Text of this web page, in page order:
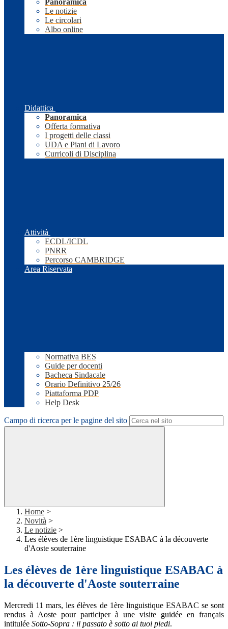
Panoramica
Le notizie
Le circolari
Albo online
Didattica
Panoramica
Offerta formativa
I progetti delle classi
UDA e Piani di Lavoro
Curricoli di Disciplina
Attività
ECDL/ICDL
PNRR
Percorso CAMBRIDGE
Area Riservata
Normativa BES
Guide per docenti
Bacheca Sindacale
Orario Definitivo 25/26
Piattaforma PDP
Help Desk
Campo di ricerca per le pagine del sito
Home >
Novità >
Le notizie >
Les élèves de 1ère linguistique ESABAC à la découverte
d'Aoste souterraine
Les élèves de 1ère linguistique ESABAC à
la découverte d'Aoste souterraine
Mercredi 11 mars, les élèves de 1ère linguistique ESABAC se sont
rendus à Aoste pour participer à une visite guidée en français
intitulée Sotto-Sopra : il passato è sotto ai tuoi piedi.